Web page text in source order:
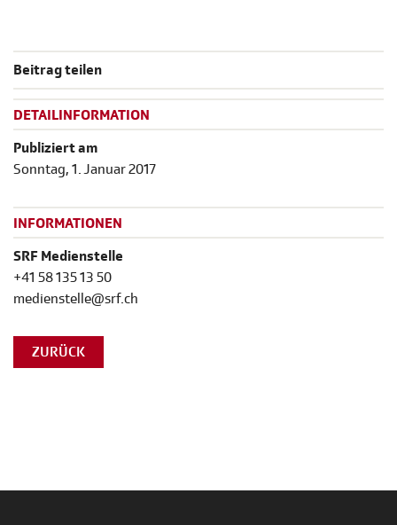
Beitrag teilen
DETAILINFORMATION
Publiziert am
Sonntag, 1. Januar 2017
INFORMATIONEN
SRF Medienstelle
+41 58 135 13 50
medienstelle@srf.ch
ZURÜCK